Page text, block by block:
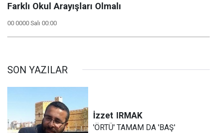
Farklı Okul Arayışları Olmalı
00 0000 Salı 00:00
SON YAZILAR
İzzet IRMAK
'ÖRTÜ' TAMAM DA 'BAŞ'